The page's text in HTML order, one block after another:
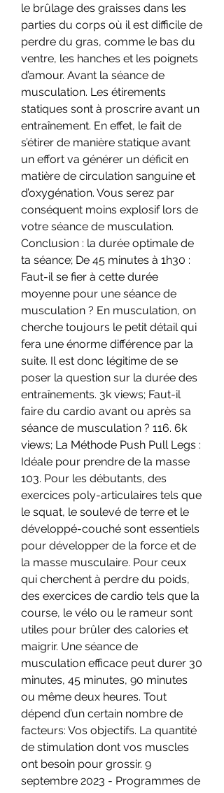
le brûlage des graisses dans les
parties du corps où il est difficile de
perdre du gras, comme le bas du
ventre, les hanches et les poignets
d’amour. Avant la séance de
musculation. Les étirements
statiques sont à proscrire avant un
entraînement. En effet, le fait de
s’étirer de manière statique avant
un effort va générer un déficit en
matière de circulation sanguine et
d’oxygénation. Vous serez par
conséquent moins explosif lors de
votre séance de musculation.
Conclusion : la durée optimale de
ta séance; De 45 minutes à 1h30 :
Faut-il se fier à cette durée
moyenne pour une séance de
musculation ? En musculation, on
cherche toujours le petit détail qui
fera une énorme différence par la
suite. Il est donc légitime de se
poser la question sur la durée des
entraînements. 3k views; Faut-il
faire du cardio avant ou après sa
séance de musculation ? 116. 6k
views; La Méthode Push Pull Legs :
Idéale pour prendre de la masse
103. Pour les débutants, des
exercices poly-articulaires tels que
le squat, le soulevé de terre et le
développé-couché sont essentiels
pour développer de la force et de
la masse musculaire. Pour ceux
qui cherchent à perdre du poids,
des exercices de cardio tels que la
course, le vélo ou le rameur sont
utiles pour brûler des calories et
maigrir. Une séance de
musculation efficace peut durer 30
minutes, 45 minutes, 90 minutes
ou même deux heures. Tout
dépend d’un certain nombre de
facteurs: Vos objectifs. La quantité
de stimulation dont vos muscles
ont besoin pour grossir. 9
septembre 2023 - Programmes de